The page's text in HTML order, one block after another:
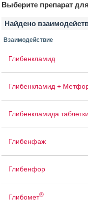
Выберите препарат
Найдено
Взаимодействие
Глибенкламид
Глибенкламид +
Глибенкламида
Глибенфаж
Глибенфор
Глибомет®